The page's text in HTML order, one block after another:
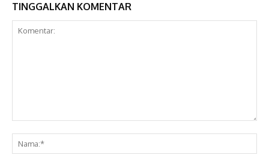
TINGGALKAN KOMENTAR